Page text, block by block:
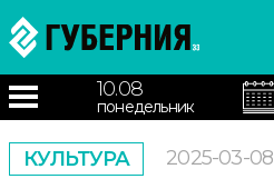
10.08
понедельник
КУЛЬТУРА 2025-03-08